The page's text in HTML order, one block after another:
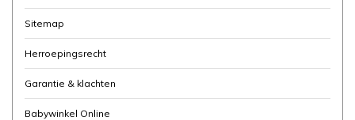
Sitemap
Herroepingsrecht
Garantie & klachten
Babywinkel Online